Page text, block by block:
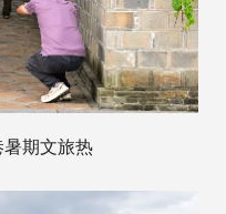
期文旅热